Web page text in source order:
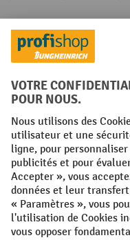
Réseaux sociaux
Facebook
YouTube
LinkedInInstagram
Conditions générales
Protection des Données
All prices excl. VAT plus
if not stated otherwise.
¹ La remise est valable